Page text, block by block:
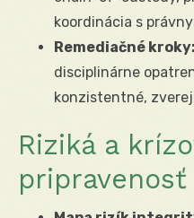
koordinácia s
Remediačné kroky:
disciplinárne
konzistentné,
Riziká a
pripravenosť